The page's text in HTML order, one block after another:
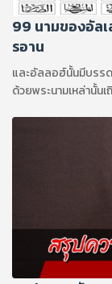
99 นามของอัล
รอาน
และอัลลอฮ์นั้นมีบรร
ด้วยพระนามเหล่านั้น